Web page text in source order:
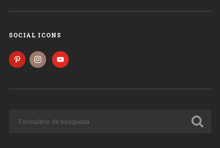
SOCIAL ICONS